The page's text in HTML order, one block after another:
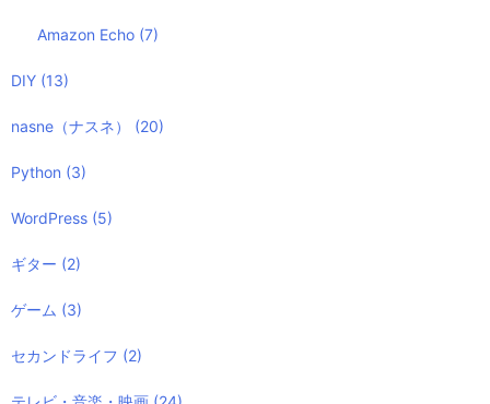
Amazon Echo (7)
DIY (13)
nasne（ナスネ） (20)
Python (3)
WordPress (5)
ギター (2)
ゲーム (3)
セカンドライフ (2)